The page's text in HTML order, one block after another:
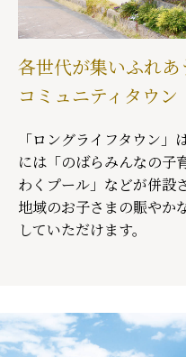
各世代が集いふれあ
コミュニティタウン
「ロングライフタウン
には「のばらみんなの子
わくプール」などが併設
地域のお子さまの賑やか
していただけます。